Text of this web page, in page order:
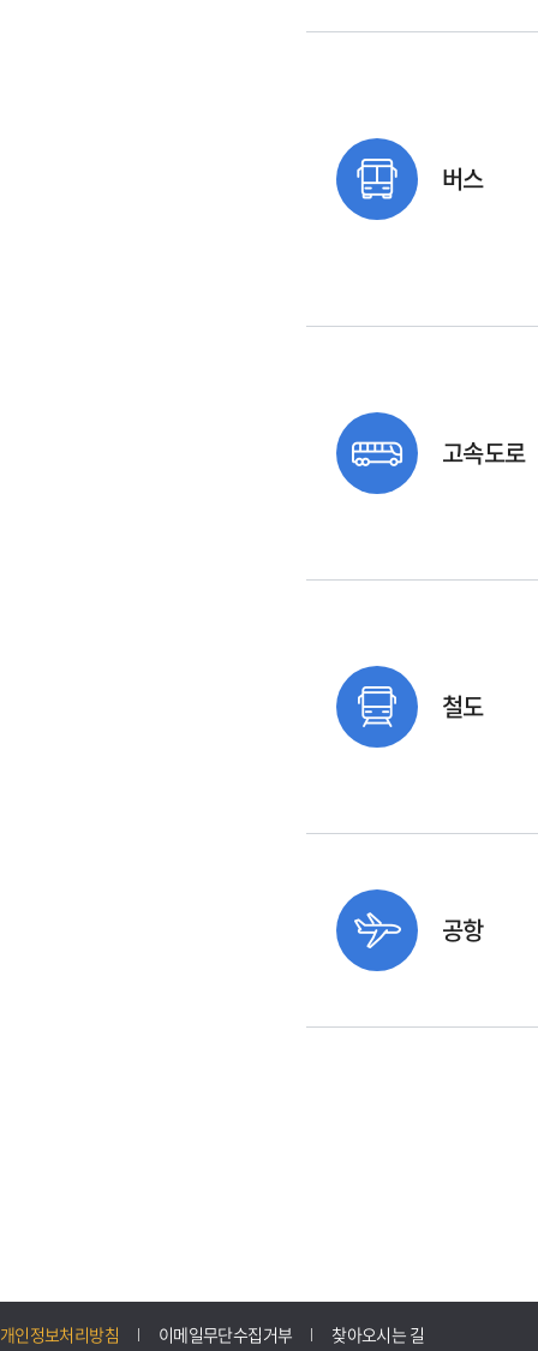
버스
고속도로
철도
공항
개인정보처리방침 이메일무단수집거부 찾아오시는 길